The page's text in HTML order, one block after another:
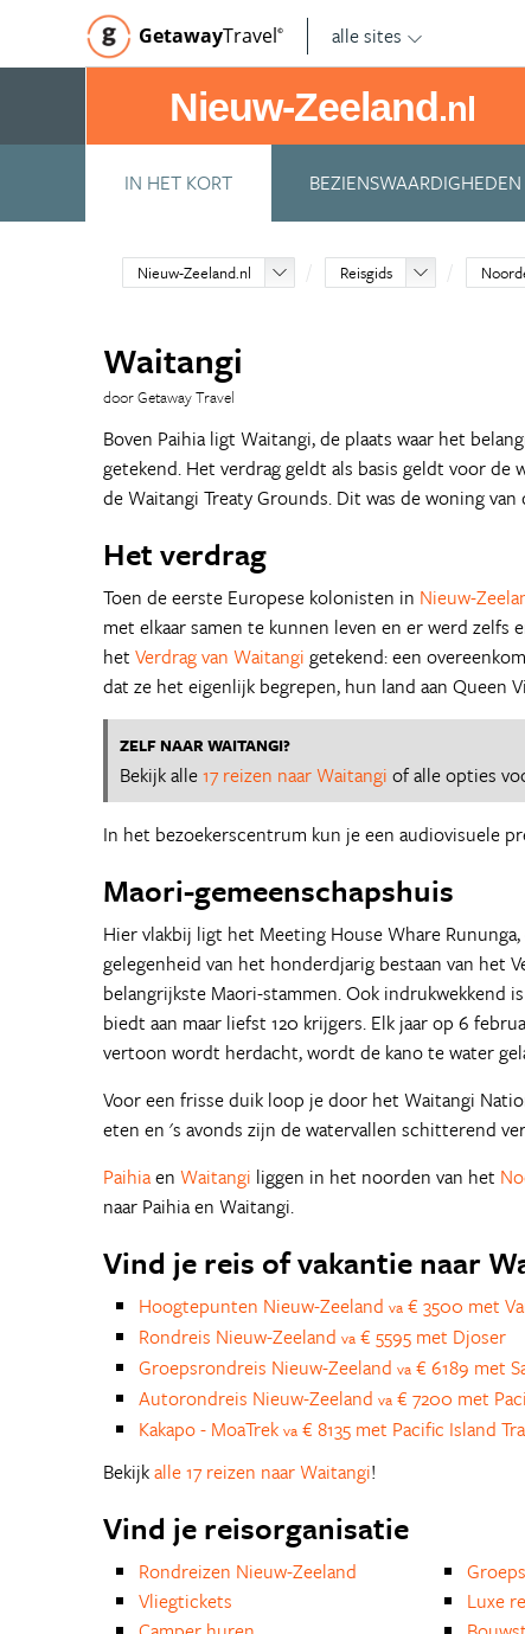
GetawayTravel© alle sites
Nieuw-Zeeland.nl
IN HET KORT BEZIENSWAARDIGHEDEN
Nieuw-Zeeland.nl Reisgids
Waitangi
door Getaway Travel
Boven Paihia ligt Waitangi, de plaats waar het
getekend. Het verdrag geldt als basis geldt voor
de Waitangi Treaty Grounds. Dit was de woning
Het verdrag
Toen de eerste Europese kolonisten in Nieuw-
met elkaar samen te kunnen leven en er werd zelfs
het Verdrag van Waitangi getekend: een
dat ze het eigenlijk begrepen, hun land aan
ZELF NAAR WAITANGI?
Bekijk alle17 reizen naar Waitangi of alle opties
In het bezoekerscentrum kun je een audiovisuele
Maori-gemeenschapshuis
Hier vlakbij ligt het Meeting House Whare
gelegenheid van het honderdjarig bestaan van
belangrijkste Maori-stammen. Ook indrukwekkend
biedt aan maar liefst 120 krijgers. Elk jaar op 6
vertoon wordt herdacht, wordt de kano te water
Voor een frisse duik loop je door het Waitangi
eten en 's avonds zijn de watervallen schitterend
Paihiaen Waitangi liggen in het noorden van het
naar Paihia en Waitangi.
Vind je reis of vakantie naar
Hoogtepunten Nieuw-Zeeland va € 3500 met
Rondreis Nieuw-Zeeland va € 5595 met Djoser
Groepsrondreis Nieuw-Zeeland va € 6189 met
Autorondreis Nieuw-Zeeland va € 7200 met
Kakapo - MoaTrek va € 8135 met Pacific Island
Bekijkalle 17 reizen naar Waitangi!
Vind je reisorganisatie
Rondreizen Nieuw-Zeeland
Vliegtickets
Luxe